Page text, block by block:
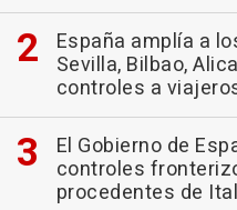
España amplía a
Sevilla, Bilbao,
controles a
El Gobierno de
controles
procedentes de